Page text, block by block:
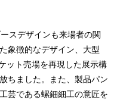
スデザインも来場者の関
象徴的なデザイン、大型
ット売場を再現した展示構
ちました。また、製品パン
芸である螺鈿細工の意匠を